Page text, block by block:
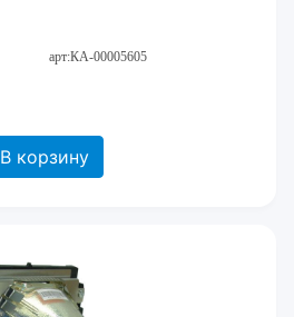
арт:КА-00005605
В корзину